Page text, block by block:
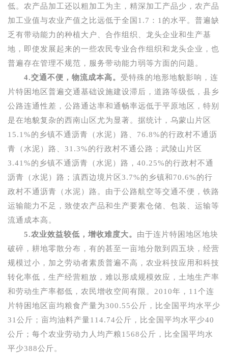
低。农产品加工还以粗加工为主，精深加工产品少，农产品
加工业值与农业产值之比远低于全国 1.7 ： 1 的水平。普遍缺
乏有带动能力的种植大户、合作组织、龙头企业和生产基
地，即使发展起来的一些农民专业合作组织和龙头企业，也
普遍存在管理不规范，服务带动能力弱等方面的问题。
4.交通不便，物流成本高。 受特殊的地形地貌影响，连
片特困地区普遍交通基础设施建设滞后，道路等级低，县乡
公路连通性差，公路通达率和通畅率远低于平原地区，特别
是在地貌复杂的西南山区尤为显著。据统计，乌蒙山片区
15.1%的乡镇不通沥青（水泥）路、 76.8%的行政村不通沥
青（水泥）路、 31.3%的行政村不通公路；武陵山片区
3.41%的乡镇不通沥青（水泥）路， 40.25%的行政村不通
沥青（水泥）路；滇西边境片区3.7%的乡镇和 70.6%的行
政村不通沥青（水泥）路。由于公路航空等交通不便，铁路
运输能力不足，致使农产品和生产要素仓储、包装、运输等
流通成本高。
5.农业效益较低，增收难度大。 由于连片特困地区地块
破碎，耕地零散分布，有的甚至一亩地分散到四五块，经营
规模过小，加之劳动者素质普遍不高，农业科技应用和科技
转化率低，生产经营粗放，难以形成规模效应，土地生产率
和劳动生产率都低，农民增收空间有限。 2010年， 11 个连
片特困地区亩均粮食产量为300.55公斤，比全国平均水平少
31 公斤；亩均油料产量114.74公斤，比全国平均水平少40
公斤；每个农业劳动力人均产粮1568公斤，比全国平均水
平少388公斤。